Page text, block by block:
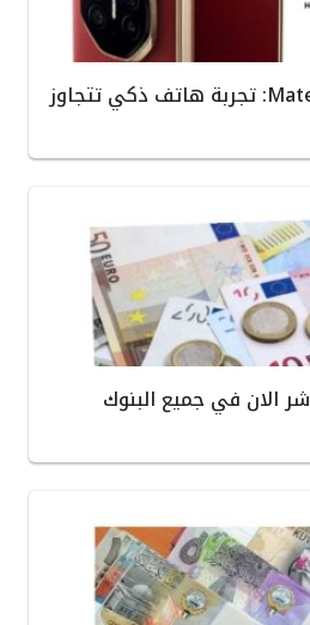
هاتف Mate XT Ultimate: تجربة هاتف ذكي تتجاوز
الان في جميع البنوك